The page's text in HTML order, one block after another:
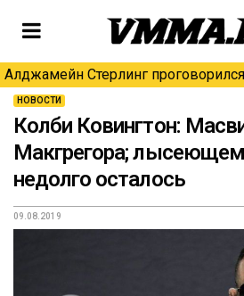
Алджамейн Стерлинг
НОВОСТИ
Колби Ковингтон:
Макгрегора;
недолго осталось
09.08.2019